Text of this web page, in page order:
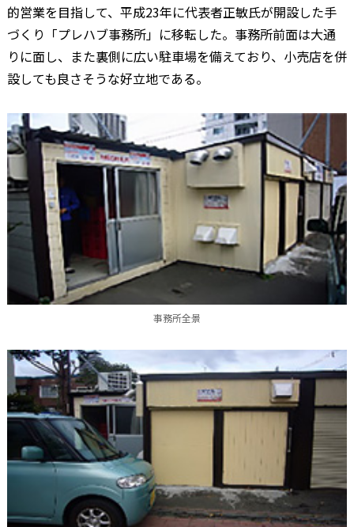
的営業を目指して、平成23年に代表者正敏氏が開設した手
づくり「プレハブ事務所」に移転した。事務所前面は大通
りに面し、また裏側に広い駐車場を備えており、小売店を併
設しても良さそうな好立地である。
事務所全景